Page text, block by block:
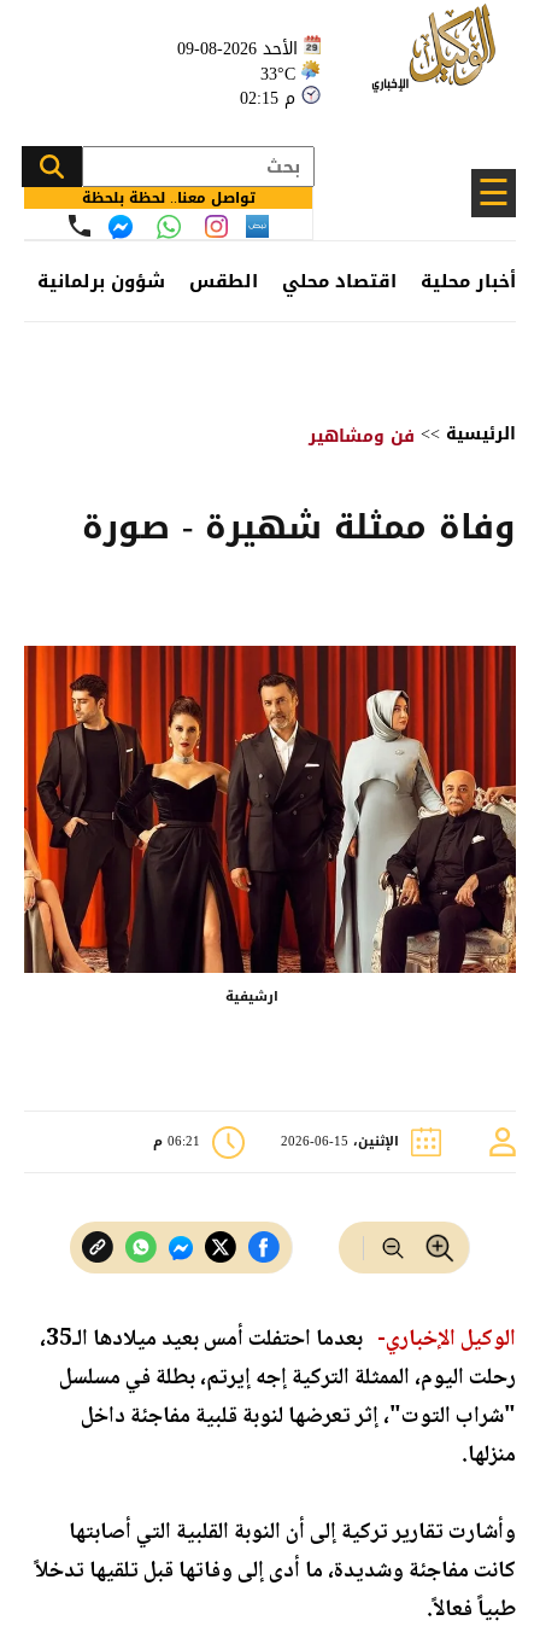
الأحد 2026-08-09
33°C
02:15 م
☰ تواصل معنا.. لحظة بلحظة
أخبار محلية اقتصاد محلي الطقس شؤون برلمانية
الرئيسية >> فن ومشاهير
وفاة ممثلة شهيرة - صورة
ارشيفية
الإثنين، 15-06-2026 06:21 م
الوكيل الإخباري-
بعدما احتفلت أمس بعيد ميلادها الـ35،
رحلت اليوم، الممثلة التركية إجه إيرتم، بطلة في مسلسل
"شراب التوت"، إثر تعرضها لنوبة قلبية مفاجئة داخل
منزلها.
وأشارت تقارير تركية إلى أن النوبة القلبية التي أصابتها
كانت مفاجئة وشديدة، ما أدى إلى وفاتها قبل تلقيها تدخلاً
طبياً فعالاً.